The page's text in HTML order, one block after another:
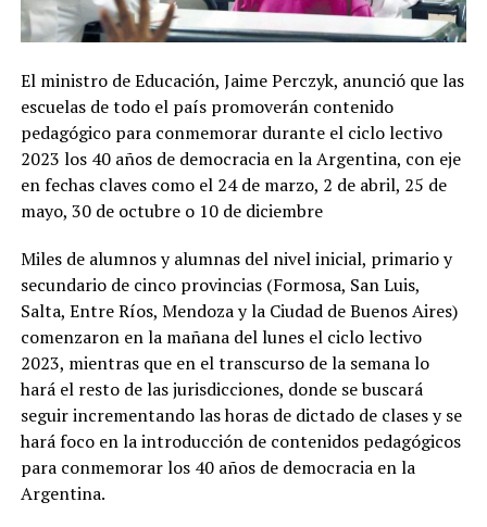
El ministro de Educación, Jaime Perczyk, anunció que las
escuelas de todo el país promoverán contenido
pedagógico para conmemorar durante el ciclo lectivo
2023 los 40 años de democracia en la Argentina, con eje
en fechas claves como el 24 de marzo, 2 de abril, 25 de
mayo, 30 de octubre o 10 de diciembre
Miles de alumnos y alumnas del nivel inicial, primario y
secundario de cinco provincias (Formosa, San Luis,
Salta, Entre Ríos, Mendoza y la Ciudad de Buenos Aires)
comenzaron en la mañana del lunes el ciclo lectivo
2023, mientras que en el transcurso de la semana lo
hará el resto de las jurisdicciones, donde se buscará
seguir incrementando las horas de dictado de clases y se
hará foco en la introducción de contenidos pedagógicos
para conmemorar los 40 años de democracia en la
Argentina.